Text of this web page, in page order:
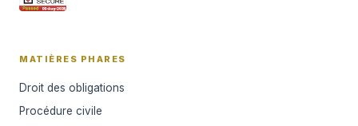
MATIÈRES PHARES
Droit des obligations
Procédure civile